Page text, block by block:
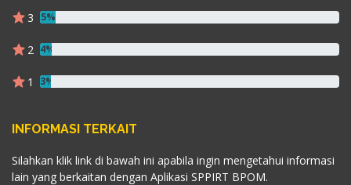
3 5%
2 4%
1 3%
INFORMASI TERKAIT
Silahkan klik link di bawah ini apabila ingin mengetahui informasi
lain yang berkaitan dengan Aplikasi SPPIRT BPOM.